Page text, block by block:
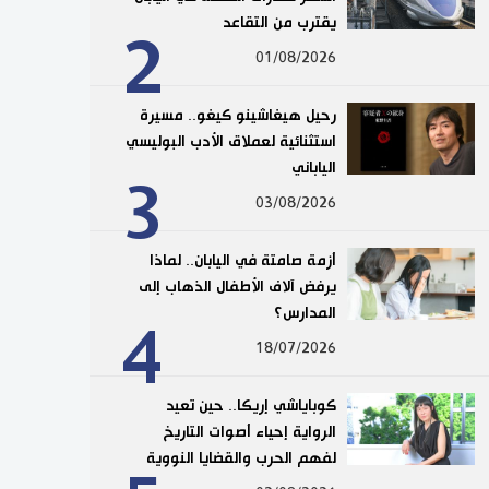
2
يقترب من التقاعد
01/08/2026
3
رحيل هيغاشينو كيغو.. مسيرة
استثنائية لعملاق الأدب البوليسي
الياباني
03/08/2026
4
أزمة صامتة في اليابان.. لماذا
يرفض آلاف الأطفال الذهاب إلى
المدارس؟
18/07/2026
كوباياشي إريكا.. حين تعيد
الرواية إحياء أصوات التاريخ
لفهم الحرب والقضايا النووية